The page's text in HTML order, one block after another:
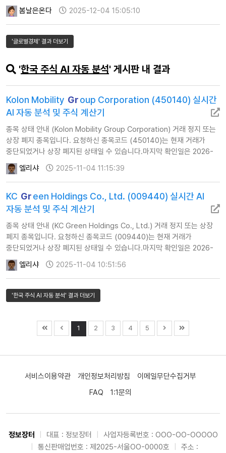
GoJek은 단순한 이동 수단을 넘어, 현지 문화와 경제를 엿볼 수 있는
창입니다. 이들 서비스를 통해 우리는 급성장하는 신흥 시장의 투자
기회를 발견할 수 있습니다. 이글 목차 …
봄날은온다 2025-12-04 15:05:10
'글로벌경제' 결과 더보기
'한국 주식 AI 자동 분석' 게시판 내 결과
Kolon Mobility Group Corporation (450140) 실시간
AI 자동 분석 및 주식 계산기
종목 상태 안내 (Kolon Mobility Group Corporation) 거래 정지 또는
상장 폐지 종목입니다. 요청하신 종목코드 (450140)는 현재 거래가
중단되었거나 상장 폐지된 상태일 수 있습니다.마지막 확인일은 2026-
01-02로 확인됩니다.이에 따라 해당 종목에 대한 AI 자동 투자 분석을
제공하지 않습니다.
엘리샤 2025-11-04 11:15:39
KC Green Holdings Co., Ltd. (009440) 실시간 AI
자동 분석 및 주식 계산기
종목 상태 안내 (KC Green Holdings Co., Ltd.) 거래 정지 또는 상장
폐지 종목입니다. 요청하신 종목코드 (009440)는 현재 거래가
중단되었거나 상장 폐지된 상태일 수 있습니다.마지막 확인일은 2026-
03-19로 확인됩니다.이에 따라 해당 종목에 대한 AI 자동 투자 분석을
제공하지 않습니다.
엘리샤 2025-11-04 10:51:56
'한국 주식 AI 자동 분석' 결과 더보기
1 2 3 4 5
서비스이용약관 개인정보처리방침
이메일무단수집거부
FAQ
1:1문의
정보장터 대표 : 정보장터
사업자등록번호 : OOO-OO-OOOOO
통신판매업번호 : 제2025-서울OO-0000호 주소 :